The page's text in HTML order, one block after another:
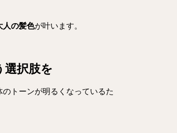
人の髪色が叶います。
選択肢を
トーンが明るくなっているた